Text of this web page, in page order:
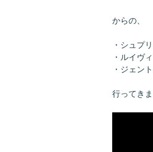
からの、
・シュプ
・ルイヴ
・ジェン
行ってき